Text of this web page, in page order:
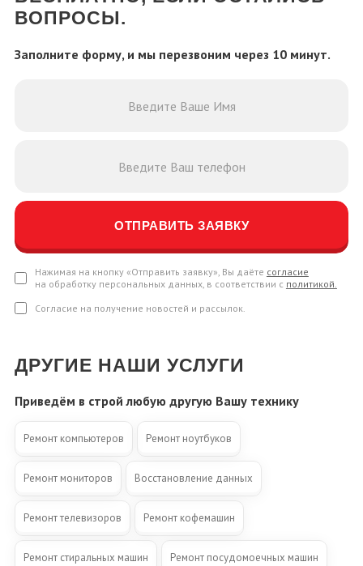
ВОПРОСЫ.
Заполните форму, и мы перезвоним через 10 минут.
Нажимая на кнопку «Отправить заявку», Вы даёте согласие
на обработку персональных данных, в соответствии с политикой.
Согласие на получение новостей и рассылок.
ДРУГИЕ НАШИ УСЛУГИ
Приведём в строй любую другую Вашу технику
Ремонт компьютеров Ремонт ноутбуков
Ремонт мониторов Восстановление данных
Ремонт телевизоров Ремонт кофемашин
Ремонт стиральных машин Ремонт посудомоечных машин